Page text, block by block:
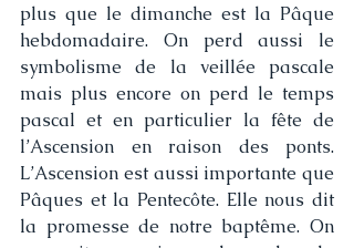
plus que le dimanche est la Pâque
hebdomadaire. On perd aussi le
symbolisme de la veillée pascale
mais plus encore on perd le temps
pascal et en particulier la fête de
l’Ascension en raison des ponts.
L’Ascension est aussi importante que
Pâques et la Pentecôte. Elle nous dit
la promesse de notre baptême. On